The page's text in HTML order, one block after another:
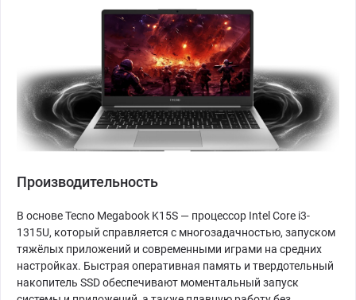
Производительность
В основе Tecno Megabook K15S — процессор Intel Core i3-
1315U, который справляется с многозадачностью, запуском
тяжёлых приложений и современными играми на средних
настройках. Быстрая оперативная память и твердотельный
накопитель SSD обеспечивают моментальный запуск